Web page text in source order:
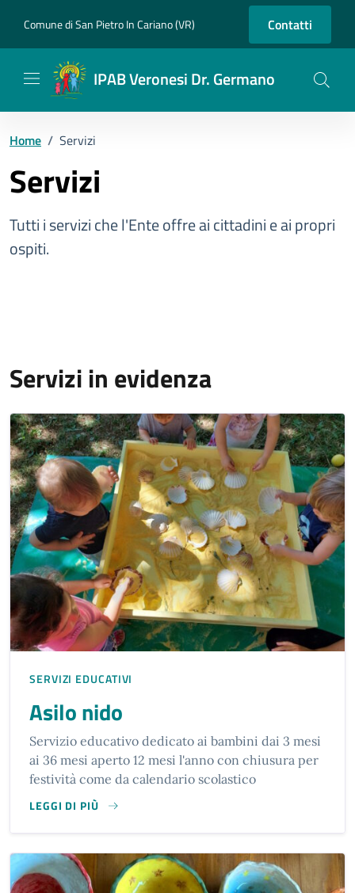
Comune di San Pietro In Cariano (VR) Contatti
IPAB Veronesi Dr. Germano
Home / Servizi
Servizi
Tutti i servizi che l'Ente offre ai cittadini e ai propri
ospiti.
Servizi in evidenza
SERVIZI EDUCATIVI
Asilo nido
Servizio educativo dedicato ai bambini dai 3 mesi
ai 36 mesi aperto 12 mesi l'anno con chiusura per
festività come da calendario scolastico
LEGGI DI PIÙ